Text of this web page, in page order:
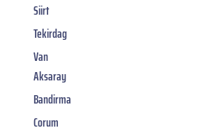
Siirt
Tekirdag
Van
Aksaray
Bandirma
Corum